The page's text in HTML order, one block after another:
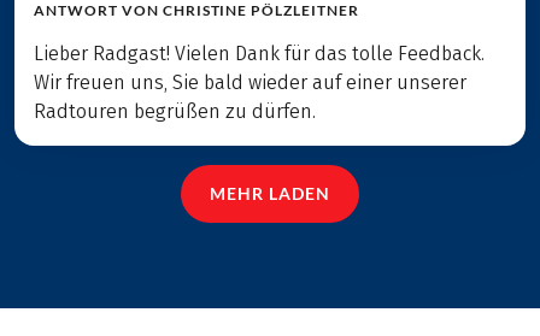
ANTWORT VON CHRISTINE PÖLZLEITNER
Lieber Radgast! Vielen Dank für das tolle Feedback.
Wir freuen uns, Sie bald wieder auf einer unserer
Radtouren begrüßen zu dürfen.
MEHR LADEN